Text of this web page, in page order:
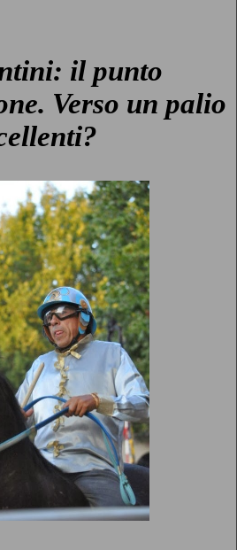
il punto
Verso un palio